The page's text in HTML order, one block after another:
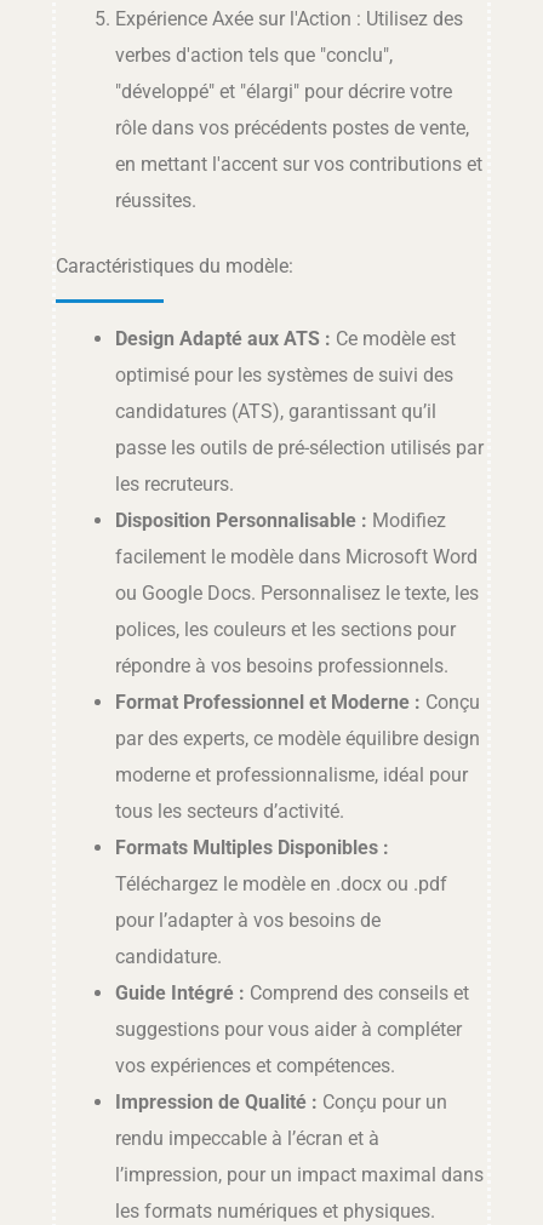
Expérience Axée sur l'Action : Utilisez des
verbes d'action tels que "conclu",
"développé" et "élargi" pour décrire votre
rôle dans vos précédents postes de vente,
en mettant l'accent sur vos contributions et
réussites.
Caractéristiques du modèle:
Design Adapté aux ATS : Ce modèle est
optimisé pour les systèmes de suivi des
candidatures (ATS), garantissant qu’il
passe les outils de pré-sélection utilisés par
les recruteurs.
Disposition Personnalisable : Modifiez
facilement le modèle dans Microsoft Word
ou Google Docs. Personnalisez le texte, les
polices, les couleurs et les sections pour
répondre à vos besoins professionnels.
Format Professionnel et Moderne : Conçu
par des experts, ce modèle équilibre design
moderne et professionnalisme, idéal pour
tous les secteurs d’activité.
Formats Multiples Disponibles :
Téléchargez le modèle en .docx ou .pdf
pour l’adapter à vos besoins de
candidature.
Guide Intégré : Comprend des conseils et
suggestions pour vous aider à compléter
vos expériences et compétences.
Impression de Qualité : Conçu pour un
rendu impeccable à l’écran et à
l’impression, pour un impact maximal dans
les formats numériques et physiques.